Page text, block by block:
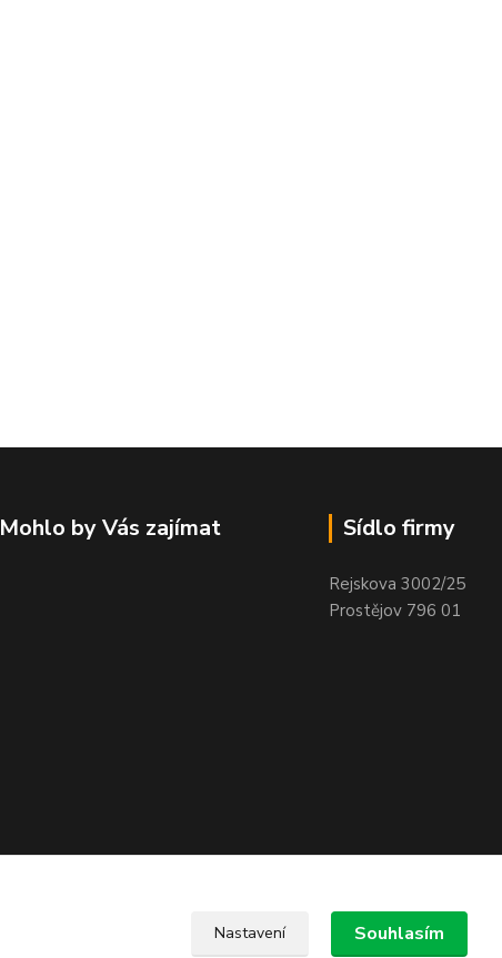
Mohlo by Vás zajímat Sídlo firmy
Rejskova 3002/25
Prostějov 796 01
Nastavení Souhlasím